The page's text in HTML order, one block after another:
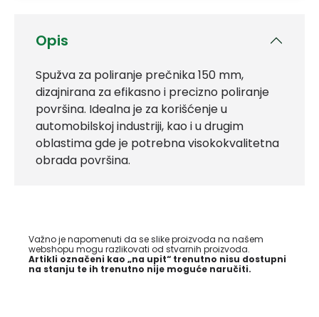
Opis
Spužva za poliranje prečnika 150 mm,
dizajnirana za efikasno i precizno poliranje
površina. Idealna je za korišćenje u
automobilskoj industriji, kao i u drugim
oblastima gde je potrebna visokokvalitetna
obrada površina.
Važno je napomenuti da se slike proizvoda na našem
webshopu mogu razlikovati od stvarnih proizvoda.
Artikli označeni kao „na upit“ trenutno nisu dostupni
na stanju te ih trenutno nije moguće naručiti.